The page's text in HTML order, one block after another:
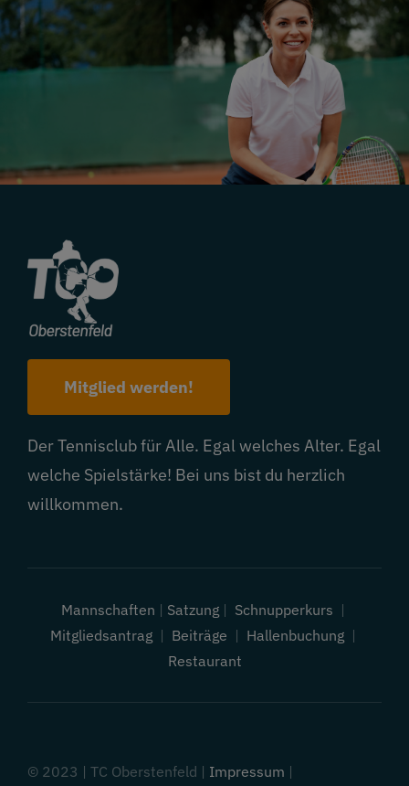
Mitglied werden!
Der Tennisclub für Alle. Egal welches Alter. Egal
welche Spielstärke! Bei uns bist du herzlich
willkommen.
Mannschaften | Satzung| Schnupperkurs |
Mitgliedsantrag| Beiträge | Hallenbuchung|
Restaurant
© 2023 | TC Oberstenfeld | Impressum |